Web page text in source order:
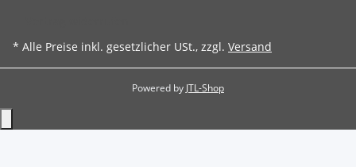
* Alle Preise inkl. gesetzlicher USt., zzgl. Versand
Powered by JTL-Shop